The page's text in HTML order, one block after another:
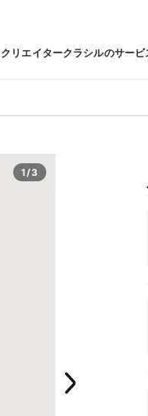
クリエイタークラシルのサービ
1/3